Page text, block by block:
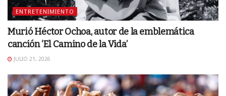
ENTRETENIMIENTO
Murió Héctor Ochoa, autor de la emblemática
canción ‘El Camino de la Vida’
JULIO 21, 2026